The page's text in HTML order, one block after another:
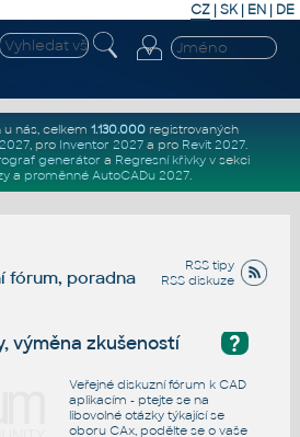
CZ | SK| EN | DE
u nás, celkem 1.130.000registrovaných
, pro Inventor 2027a pro Revit 2027.
generátor a Regresní křivkyv sekci
a proměnné AutoCADu 2027.
RSS tipy
RSS diskuze
fórum, poradna
?
výměna zkušeností
Veřejné diskuzní fórum k CAD
aplikacím - ptejte se na
libovolné otázky týkající se
oboru CAx, podělte se o vaše